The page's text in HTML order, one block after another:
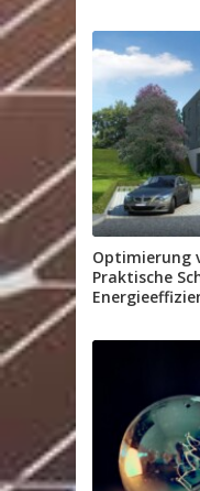
Optimierung
Praktische